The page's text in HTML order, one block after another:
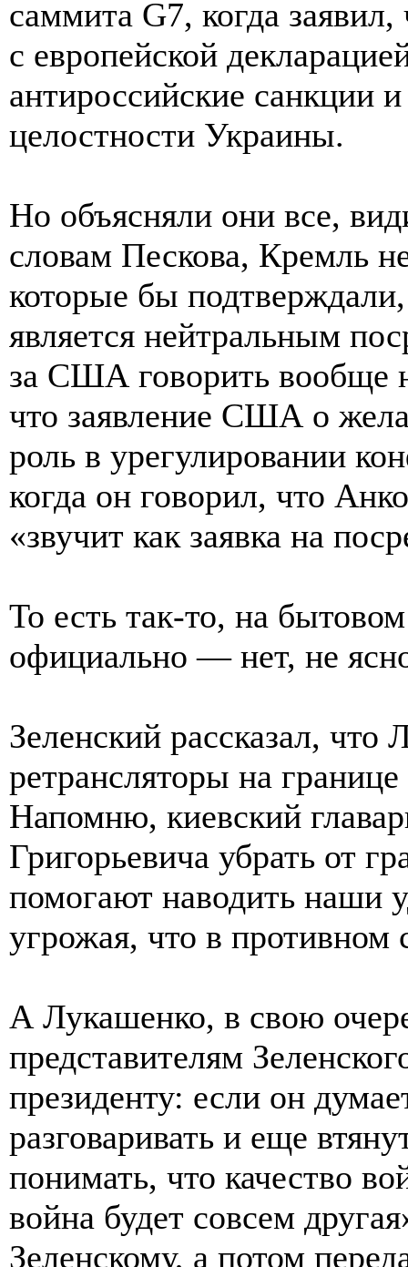
саммита G7, когда
с европейской
антироссийские санкции
целостности Украины.
Но объясняли они все,
словам Пескова, Кремль
которые бы
является нейтральным
за США говорить вообще
что заявление США о
роль в урегулировании
когда он говорил, что
«звучит как заявка на
То есть так-то, на
официально — нет, не
Зеленский рассказал,
ретрансляторы на
Напомню, киевский
Григорьевича убрать от
помогают наводить наши
угрожая, что в противном
А Лукашенко, в свою
представителям
президенту: если он
разговаривать и еще
понимать, что качество
война будет совсем
Зеленскому, а потом